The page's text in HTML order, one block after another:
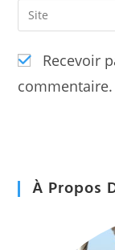
comment
address
comment
Saisir
l’URL
votre
site
Recevoir
commentaire.
À Propos